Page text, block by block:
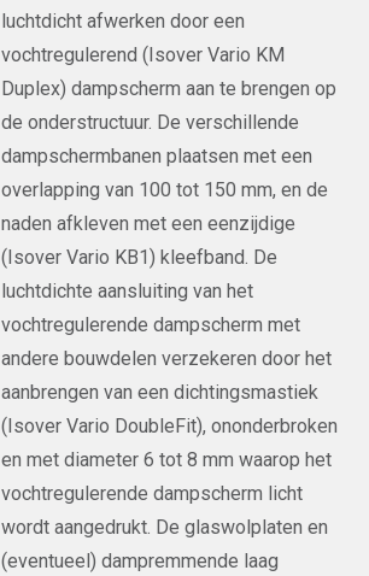
luchtdicht afwerken door een
vochtregulerend (Isover Vario KM
Duplex) dampscherm aan te brengen op
de onderstructuur. De verschillende
dampschermbanen plaatsen met een
overlapping van 100 tot 150 mm, en de
naden afkleven met een eenzijdige
(Isover Vario KB1) kleefband. De
luchtdichte aansluiting van het
vochtregulerende dampscherm met
andere bouwdelen verzekeren door het
aanbrengen van een dichtingsmastiek
(Isover Vario DoubleFit), ononderbroken
en met diameter 6 tot 8 mm waarop het
vochtregulerende dampscherm licht
wordt aangedrukt. De glaswolplaten en
(eventueel) dampremmende laag